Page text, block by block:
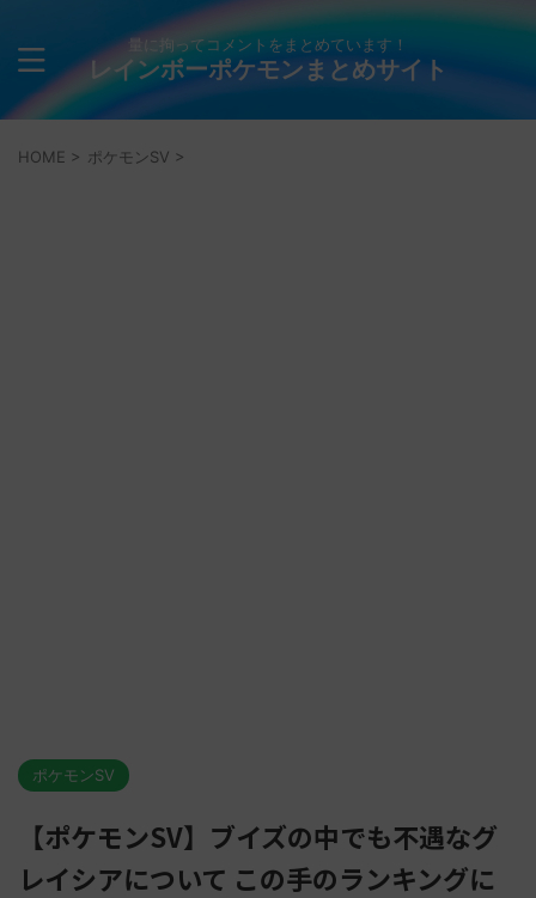
量に拘ってコメントをまとめています！
レインボーポケモンまとめサイト
HOME > ポケモンSV >
ポケモンSV
【ポケモンSV】ブイズの中でも不遇なグ
レイシアについて この手のランキングに